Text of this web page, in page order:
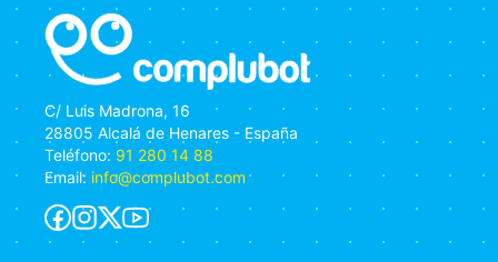
C/ Luis Madrona, 16
28805 Alcalá de Henares - España
Teléfono: 91 280 14 88
Email: info@complubot.com